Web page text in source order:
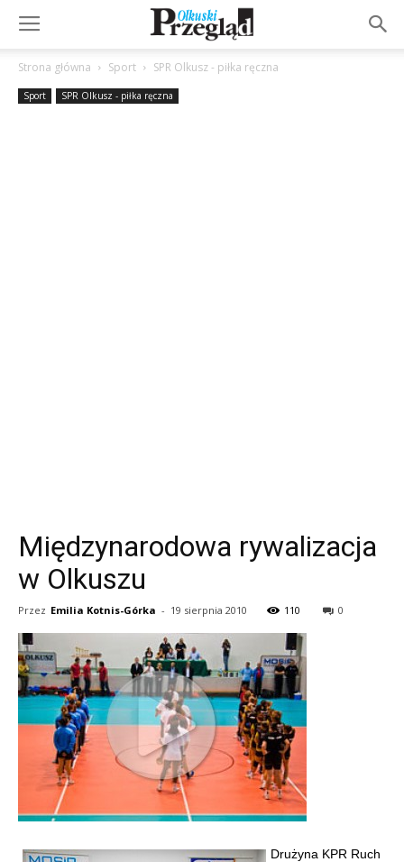
Strona główna Sport SPR Olkusz - piłka ręczna
Sport SPR Olkusz - piłka ręczna
Międzynarodowa rywalizacja
w Olkuszu
Przez Emilia Kotnis-Górka - 19 sierpnia 2010 110 0
Drużyna KPR Ruch